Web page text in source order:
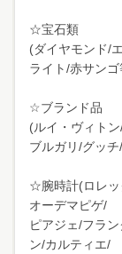
☆宝石類
(ダイヤモンド/
ライト/赤サンゴ
☆ブランド品
(ルイ・ヴィト
ブルガリ/グッ
☆腕時計(ロレッ
オーデマピゲ/
ピアジェ/フラ
ン/カルティエ/